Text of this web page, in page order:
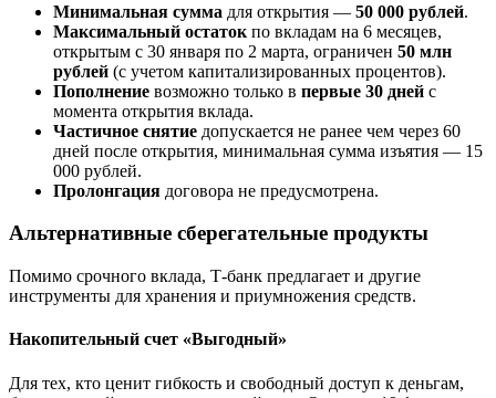
Минимальная сумма для открытия — 50 000 рублей.
Максимальный остаток по вкладам на 6 месяцев,
открытым с 30 января по 2 марта, ограничен 50 млн
рублей (с учетом капитализированных процентов).
Пополнение возможно только в первые 30 дней с
момента открытия вклада.
Частичное снятие допускается не ранее чем через 60
дней после открытия, минимальная сумма изъятия — 15
000 рублей.
Пролонгация договора не предусмотрена.
Альтернативные сберегательные продукты
Помимо срочного вклада, Т-банк предлагает и другие
инструменты для хранения и приумножения средств.
Накопительный счет «Выгодный»
Для тех, кто ценит гибкость и свободный доступ к деньгам,